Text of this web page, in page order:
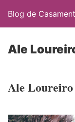
Blog de
Ale
Ale Loureiro